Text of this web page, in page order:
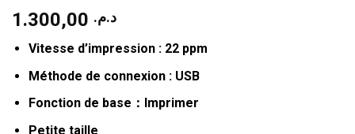
د.م.
Vitesse d’impression : 22 ppm
Méthode de connexion : USB
Fonction de base：Imprimer
Petite taille